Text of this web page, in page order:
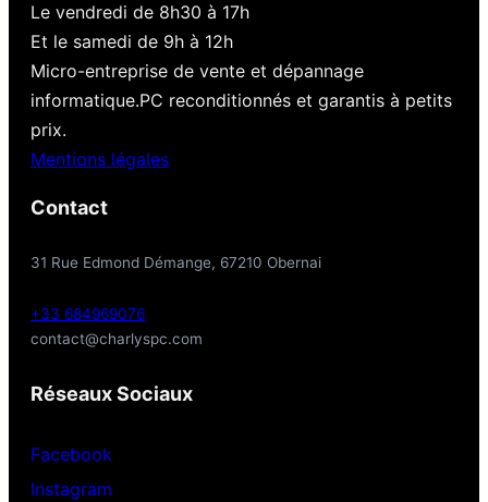
Le vendredi de 8h30 à 17h
Et le samedi de 9h à 12h
Micro-entreprise de vente et dépannage
informatique.PC reconditionnés et garantis à petits
prix.
Mentions légales
Contact
31 Rue Edmond Démange, 67210 Obernai
+33 684969076
contact@charlyspc.com
Réseaux Sociaux
Facebook
Instagram